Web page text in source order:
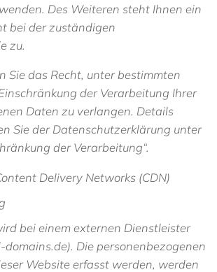
Des Weiteren steht Ihnen ein
bei der zuständigen
zu.
Sie das Recht, unter bestimmten
der Verarbeitung Ihrer
Daten zu verlangen. Details
Sie der Datenschutzerklärung unter
der Verarbeitung“.
Delivery Networks (CDN)
bei einem externen Dienstleister
Die personenbezogenen
Website erfasst werden, werden